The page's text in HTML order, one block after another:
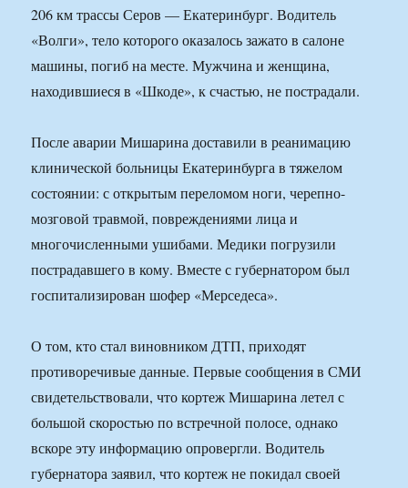
206 км трассы Серов — Екатеринбург. Водитель
«Волги», тело которого оказалось зажато в салоне
машины, погиб на месте. Мужчина и женщина,
находившиеся в «Шкоде», к счастью, не пострадали.
После аварии Мишарина доставили в реанимацию
клинической больницы Екатеринбурга в тяжелом
состоянии: с открытым переломом ноги, черепно-
мозговой травмой, повреждениями лица и
многочисленными ушибами. Медики погрузили
пострадавшего в кому. Вместе с губернатором был
госпитализирован шофер «Мерседеса».
О том, кто стал виновником ДТП, приходят
противоречивые данные. Первые сообщения в СМИ
свидетельствовали, что кортеж Мишарина летел с
большой скоростью по встречной полосе, однако
вскоре эту информацию опровергли. Водитель
губернатора заявил, что кортеж не покидал своей